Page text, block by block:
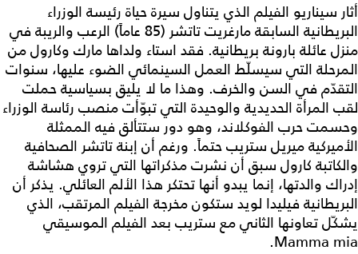
أثار سيناريو الفيلم الذي يتناول سيرة حياة رئيسة الوزراء
البريطانية السابقة مارغريت تاتشر (85 عاماً) الرعب والريبة في
منزل عائلة بارونة بريطانية. فقد استاء ولداها مارك وكارول من
المرحلة التي سيسلّط العمل السينمائي الضوء عليها، سنوات
التقدّم في السن والخرف. وهذا ما لا يليق بسياسية حملت
لقب المرأة الحديدية والوحيدة التي تبوّأت منصب رئاسة الوزراء
وحسمت حرب الفوكلاند، وهو دور ستتألق فيه الممثلة
الأميركية ميريل ستريب حتماً. ورغم أن إبنة تاتشر الصحافية
والكاتبة كارول سبق أن نشرت مذكراتها التي تروي هشاشة
إدراك والدتها، إنما يبدو أنها تحتكر هذا الألم العائلي. يذكر أن
البريطانية فيليدا لويد ستكون مخرجة الفيلم المرتقب، الذي
يشكّل تعاونها الثاني مع ستريب بعد الفيلم الموسيقي
Mamma mia.